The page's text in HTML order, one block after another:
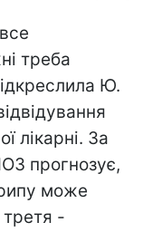
треба
Ю.
лікарні. За
прогнозує,
може
третя -